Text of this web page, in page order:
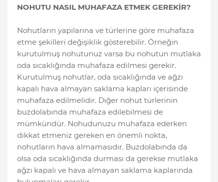
NOHUTU NASIL MUHAFAZA ETMEK GEREKİR?
Nohutların yapılarına ve türlerine göre muhafaza
etme şekilleri değişiklik gösterebilir. Örneğin
kurutulmuş nohutunuz varsa bu nohutun mutlaka
oda sıcaklığında muhafaza edilmesi gerekir.
Kurutulmuş nohutlar, oda sıcaklığında ve ağzı
kapalı hava almayan saklama kapları içerisinde
muhafaza edilmelidir. Diğer nohut türlerinin
buzdolabında muhafaza edilebilmesi de
mümkündür. Nohudunuzu muhafaza ederken
dikkat etmeniz gereken en önemli nokta,
nohutların hava almamasıdır. Buzdolabında da
olsa oda sıcaklığında durması da gerekse mutlaka
ağzı kapalı ve hava almayan saklama kaplarında